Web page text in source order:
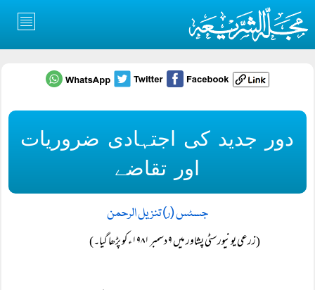
دور جدید کی اجتہادی ضروریات
اور تقاضے
جسٹس (ر) تنزیل الرحمن
(زرعی یونیورسٹی پشاور میں ۹ دسمبر ۱۹۸۱ء کو پڑھا گیا۔)